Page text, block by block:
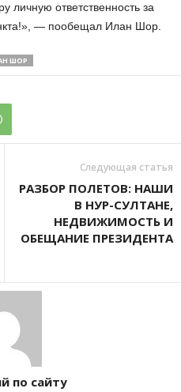
личную ответственность за
— пообещал Илан Шор.
ШОР
Следующая статья
РАЗБОР ПОЛЕТОВ: НАШИ
В НУР-СУЛТАНЕ,
НЕДВИЖИМОСТЬ И
ОБЕЩАНИЕ ПРЕЗИДЕНТА
по сайту